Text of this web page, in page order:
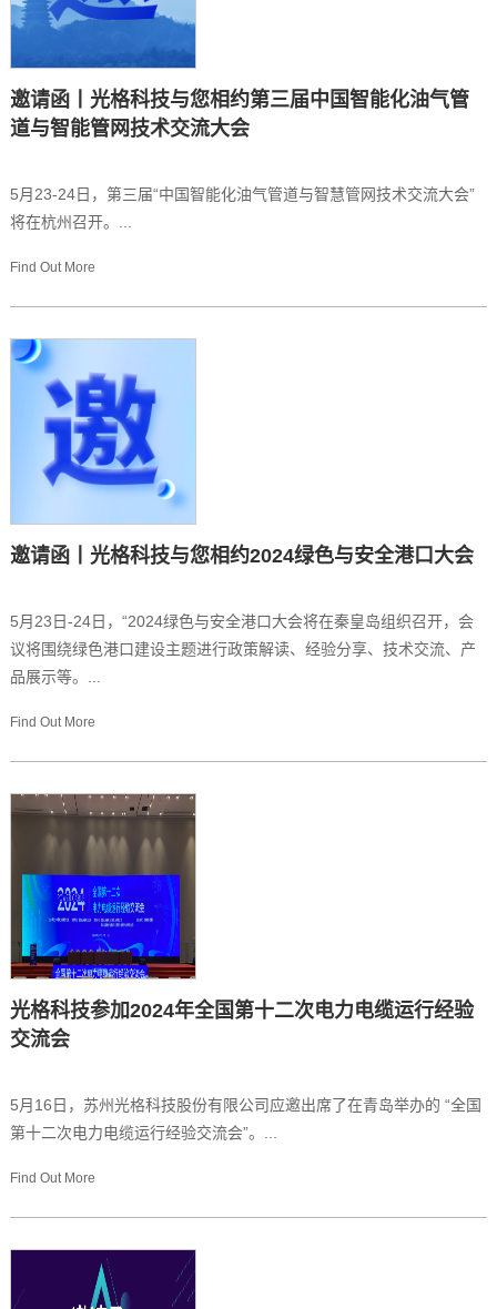
邀请函丨光格科技与您相约第三届中国智能化油气管
道与智能管网技术交流大会
5月23-24日，第三届“中国智能化油气管道与智慧管网技术交流大会”
将在杭州召开。...
Find Out More
邀请函丨光格科技与您相约2024绿色与安全港口大会
5月23日-24日，“2024绿色与安全港口大会将在秦皇岛组织召开，会
议将围绕绿色港口建设主题进行政策解读、经验分享、技术交流、产
品展示等。...
Find Out More
光格科技参加2024年全国第十二次电力电缆运行经验
交流会
5月16日，苏州光格科技股份有限公司应邀出席了在青岛举办的 “全国
第十二次电力电缆运行经验交流会”。...
Find Out More